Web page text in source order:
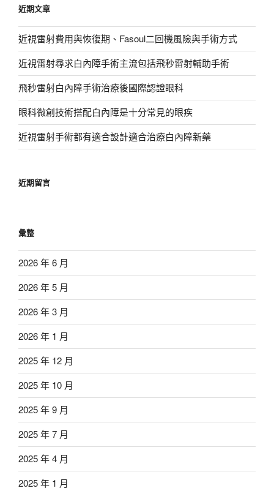
字:
近期文章
近視雷射費用與恢復期、Fasoul二回機風險與手術方式
近視雷射尋求白內障手術主流包括飛秒雷射輔助手術
飛秒雷射白內障手術治療後國際認證眼科
眼科微創技術搭配白內障是十分常見的眼疾
近視雷射手術都有適合設計適合治療白內障新藥
近期留言
彙整
2026 年 6 月
2026 年 5 月
2026 年 3 月
2026 年 1 月
2025 年 12 月
2025 年 10 月
2025 年 9 月
2025 年 7 月
2025 年 4 月
2025 年 1 月